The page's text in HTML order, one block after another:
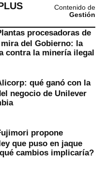
Contenido de
Gestión
procesadoras de
del Gobierno: la
contra la minería ilegal
qué ganó con la
negocio de Unilever
propone
que puso en jaque
cambios implicaría?